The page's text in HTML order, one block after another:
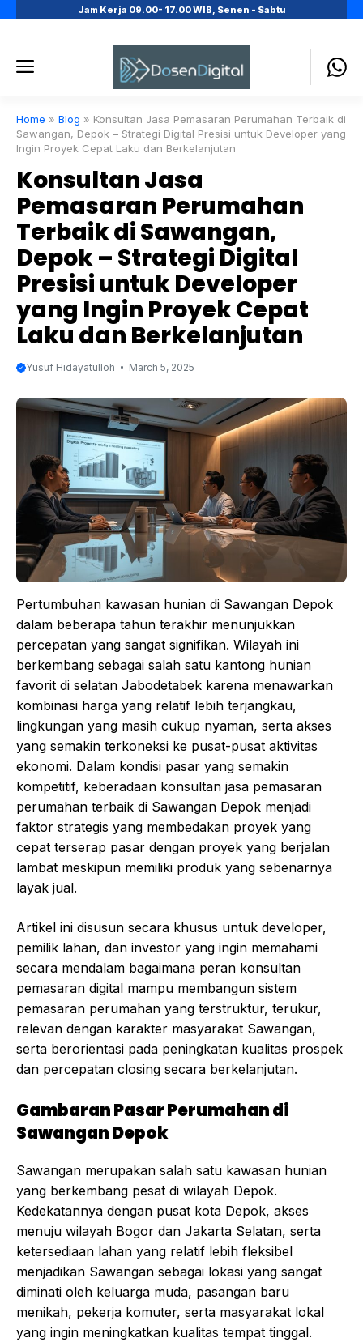
Jam Kerja 09.00- 17.00 WIB, Senen - Sabtu
Menu
Home » Blog » Konsultan Jasa Pemasaran Perumahan Terbaik di
Sawangan, Depok – Strategi Digital Presisi untuk Developer yang
Ingin Proyek Cepat Laku dan Berkelanjutan
Konsultan Jasa
Pemasaran Perumahan
Terbaik di Sawangan,
Depok – Strategi Digital
Presisi untuk Developer
yang Ingin Proyek Cepat
Laku dan Berkelanjutan
Yusuf Hidayatulloh March 5, 2025
Pertumbuhan kawasan hunian di Sawangan Depok
dalam beberapa tahun terakhir menunjukkan
percepatan yang sangat signifikan. Wilayah ini
berkembang sebagai salah satu kantong hunian
favorit di selatan Jabodetabek karena menawarkan
kombinasi harga yang relatif lebih terjangkau,
lingkungan yang masih cukup nyaman, serta akses
yang semakin terkoneksi ke pusat-pusat aktivitas
ekonomi. Dalam kondisi pasar yang semakin
kompetitif, keberadaan konsultan jasa pemasaran
perumahan terbaik di Sawangan Depok menjadi
faktor strategis yang membedakan proyek yang
cepat terserap pasar dengan proyek yang berjalan
lambat meskipun memiliki produk yang sebenarnya
layak jual.
Artikel ini disusun secara khusus untuk developer,
pemilik lahan, dan investor yang ingin memahami
secara mendalam bagaimana peran konsultan
pemasaran digital mampu membangun sistem
pemasaran perumahan yang terstruktur, terukur,
relevan dengan karakter masyarakat Sawangan,
serta berorientasi pada peningkatan kualitas prospek
dan percepatan closing secara berkelanjutan.
Gambaran Pasar Perumahan di
Sawangan Depok
Sawangan merupakan salah satu kawasan hunian
yang berkembang pesat di wilayah Depok.
Kedekatannya dengan pusat kota Depok, akses
menuju wilayah Bogor dan Jakarta Selatan, serta
ketersediaan lahan yang relatif lebih fleksibel
menjadikan Sawangan sebagai lokasi yang sangat
diminati oleh keluarga muda, pasangan baru
menikah, pekerja komuter, serta masyarakat lokal
yang ingin meningkatkan kualitas tempat tinggal.